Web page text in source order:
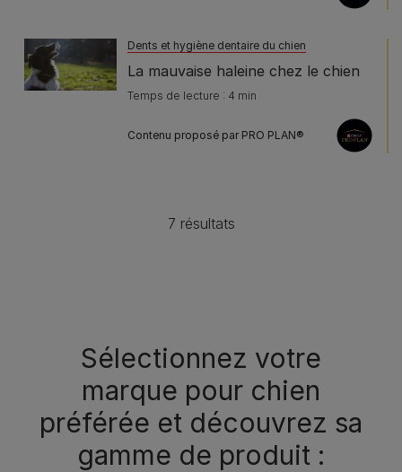
Dents et hygiène dentaire du chien
La mauvaise haleine chez le chien
Temps de lecture : 4 min
Contenu proposé par PRO PLAN®
7 résultats
Sélectionnez votre
marque pour chien
préférée et découvrez sa
gamme de produit :